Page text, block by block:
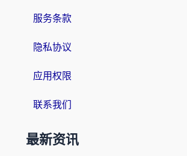
服务条款
隐私协议
应用权限
联系我们
最新资讯